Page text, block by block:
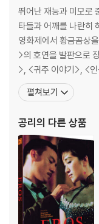
뛰어난 재능과 미모로
타들과 어깨를 나란히
영화제에서 황금곰상
>의 호연을 발판으로
>, <귀주 이야기>, <
다. 이 밖에도 제레미
<차이니즈 박스>, 첸
0인’ 중 한 명으로 뽑힌
펼쳐보기
공리의 다른 상품